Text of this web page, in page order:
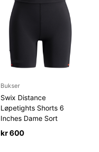
Bukser
Swix Distance
Løpetights Shorts 6
Inches Dame Sort
kr600